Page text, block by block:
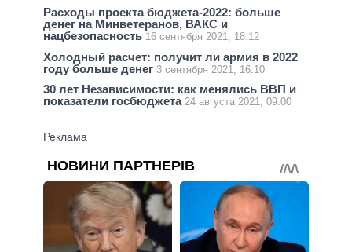
Расходы проекта бюджета-2022: больше
денег на Минветеранов, ВАКС и
нацбезопасность 16 сентября 2021, 18:12
Холодный расчет: получит ли армия в 2022
году больше денег 3 сентября 2021, 16:10
30 лет Независимости: как менялись ВВП и
показатели госбюджета 24 августа 2021, 09:00